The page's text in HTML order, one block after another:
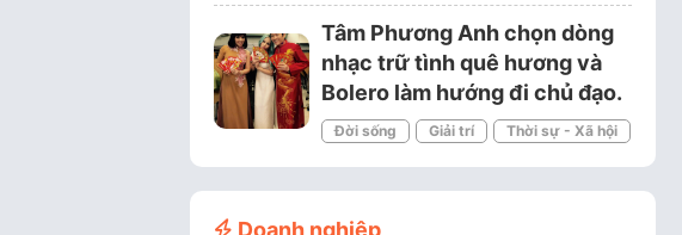
Tâm Phương Anh chọn dòng
nhạc trữ tình quê hương và
Bolero làm hướng đi chủ đạo.
Đời sống Giải trí Thời sự - Xã hội
Doanh nghiệp